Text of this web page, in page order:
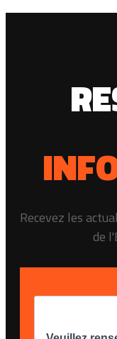
Recevez les
de